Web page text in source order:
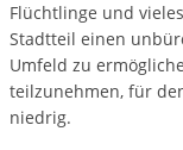
Flüchtlinge und
Stadtteil einen
Umfeld zu
teilzunehmen, für
niedrig.